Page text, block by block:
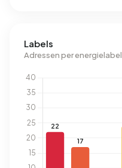
Labels
Adressen per energielabel